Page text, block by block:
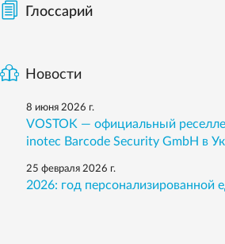
Глоссарий
Новости
8 июня 2026 г.
VOSTOK — официальный
inotec Barcode Security GmbH в
25 февраля 2026 г.
2026: год персонализированной